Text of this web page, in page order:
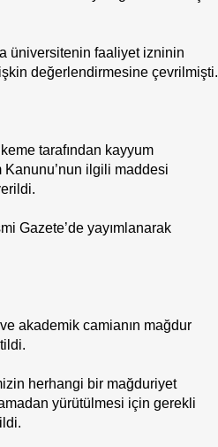
üniversitenin faaliyet izninin
değerlendirmesine çevrilmişti.
tarafından kayyum
Kanunu’nun ilgili maddesi
Gazete’de yayımlanarak
akademik camianın mağdur
herhangi bir mağduriyet
yürütülmesi için gerekli